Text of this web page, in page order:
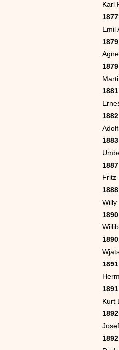
Karl
1877
Emil
1879
1879
1881
1882
1883
1887
Fritz
1888
Willy
1890
1890
1891
1891
Kurt
1892
1892